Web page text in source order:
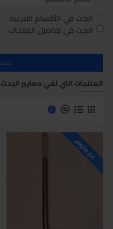
البحث في الأقسام الفرعية
البحث في تفاصيل المنتجات
بحث
المنتجات التي تفي معايير البحث
0
غير متوفر